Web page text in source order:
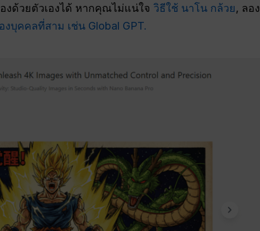
ด้วยตัวเองได้ หากคุณไม่แน่ใจ วิธีใช้ นาโน กล้วย, ลอง
บุคคลที่สาม เช่น Global GPT.